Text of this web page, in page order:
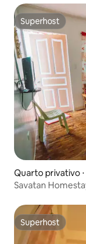
Superhost
Superhost
Quarto privativo ⋅
Savatan
Superhost
Superhost